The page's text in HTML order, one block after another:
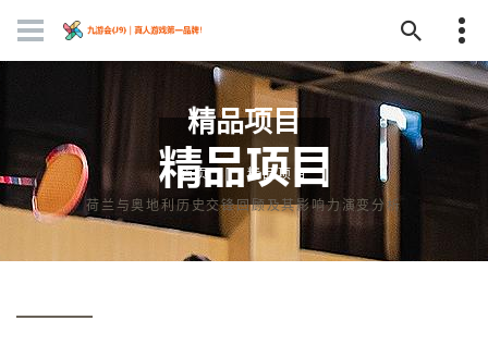
精品项目
首页
精品项目
荷兰与奥地利历史交锋回顾及其影响力演变分析